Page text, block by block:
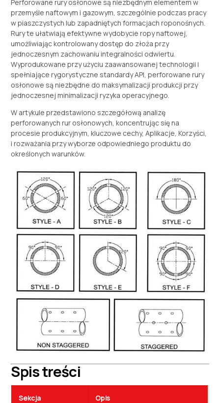
Perforowane rury osłonowe są niezbędnym elementem w
przemyśle naftowym i gazowym, szczególnie podczas pracy
w piaszczystych lub zapadniętych formacjach roponośnych.
Rury te ułatwiają efektywne wydobycie ropy naftowej,
umożliwiając kontrolowany dostęp do złoża przy
jednoczesnym zachowaniu integralności odwiertu.
Wyprodukowane przy użyciu zaawansowanej technologii i
spełniające rygorystyczne standardy API, perforowane rury
osłonowe są niezbędne do maksymalizacji produkcji przy
jednoczesnej minimalizacji ryzyka operacyjnego.
W artykule przedstawiono szczegółową analizę
perforowanych rur osłonowych, koncentrując się na
procesie produkcyjnym, kluczowe cechy, Aplikacje, Korzyści,
i rozważania przy wyborze odpowiedniego produktu do
określonych warunków.
Spis treści
Sekcja Opis